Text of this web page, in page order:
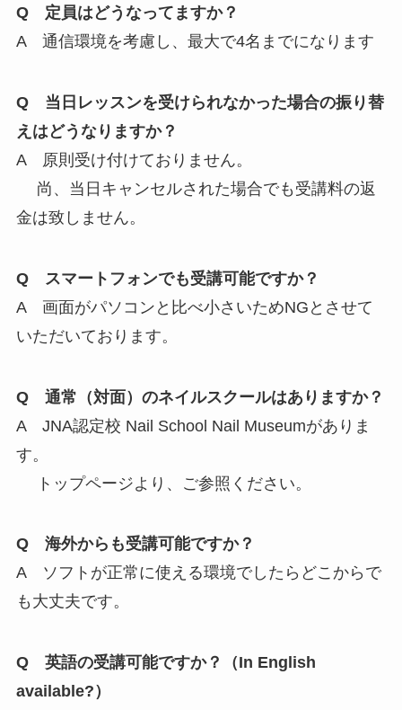
Q 定員はどうなってますか？
A 通信環境を考慮し、最大で4名までになります
Q 当日レッスンを受けられなかった場合の振り替
えはどうなりますか？
A 原則受け付けておりません。
尚、当日キャンセルされた場合でも受講料の返
金は致しません。
Q スマートフォンでも受講可能ですか？
A 画面がパソコンと比べ小さいためNGとさせて
いただいております。
Q 通常（対面）のネイルスクールはありますか？
A JNA認定校 Nail School Nail Museumがありま
す。
トップページより、ご参照ください。
Q 海外からも受講可能ですか？
A ソフトが正常に使える環境でしたらどこからで
も大丈夫です。
Q 英語の受講可能ですか？（In English
available?）